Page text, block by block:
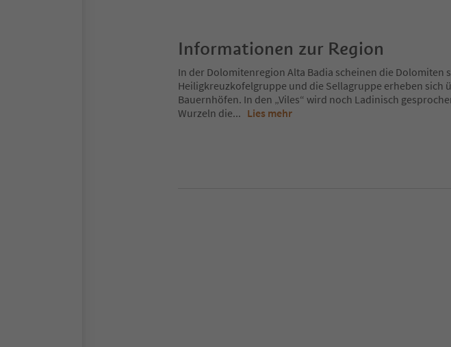
Informationen zur Region
In der Dolomitenregion Alta Badia scheinen die Dolomiten
Heiligkreuzkofelgruppe und die Sellagruppe erheben sich
Bauernhöfen. In den „Viles“ wird noch Ladinisch
Wurzeln die... Lies mehr